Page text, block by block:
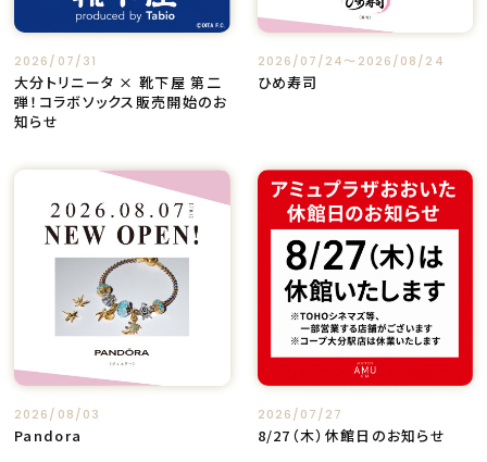
2026/07/31
大分トリニータ × 靴下屋 第二
弾！コラボソックス販売開始のお
知らせ
2026/07/24〜2026/08/24
ひめ寿司
2026/08/03
Pandora
2026/07/27
8/27（木）休館日のお知らせ